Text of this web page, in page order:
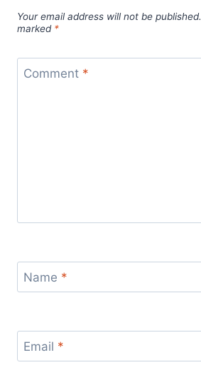
Your email address will not be published.
marked *
Comment *
Name *
Email *